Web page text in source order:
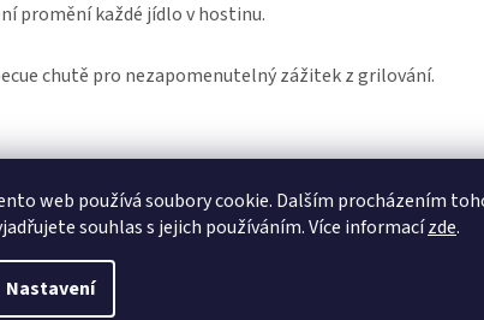
web používá soubory cookie. Dalším procházením
souhlas s jejich používáním. Více informacízde.
Nastavení
promění každé jídlo v hostinu.
chutě pro nezapomenutelný zážitek z grilování.